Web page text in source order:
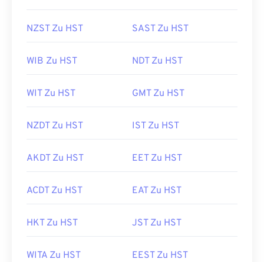
NZST Zu HST SAST Zu HST
WIB Zu HST NDT Zu HST
WIT Zu HST GMT Zu HST
NZDT Zu HST IST Zu HST
AKDT Zu HST EET Zu HST
ACDT Zu HST EAT Zu HST
HKT Zu HST JST Zu HST
WITA Zu HST EEST Zu HST